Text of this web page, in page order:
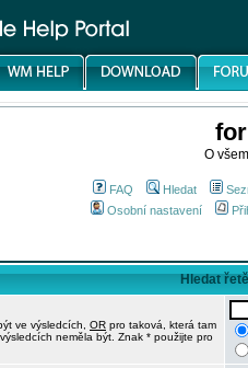
O
FAQ Hledat
Osobní nastavení
Hledat
ve výsledcích, OR pro taková, která tam
neměla být. Znak * použijte pro